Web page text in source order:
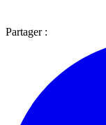
Partager :